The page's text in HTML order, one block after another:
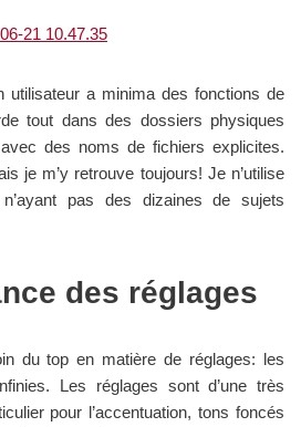
utilisateur a minima des fonctions de
tout dans des dossiers physiques
des noms de fichiers explicites.
je m’y retrouve toujours! Je n’utilise
pas des dizaines de sujets
des réglages
du top en matière de réglages: les
Les réglages sont d’une très
pour l’accentuation, tons foncés